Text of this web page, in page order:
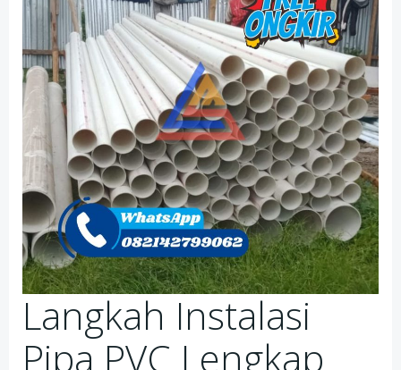
Langkah Instalasi
Pipa PVC Lengkap